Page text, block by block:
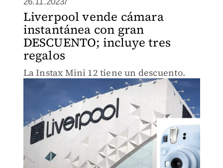
Liverpool vende cámara
instantánea con gran
DESCUENTO; incluye tres
regalos
La Instax Mini 12 tiene un descuento.